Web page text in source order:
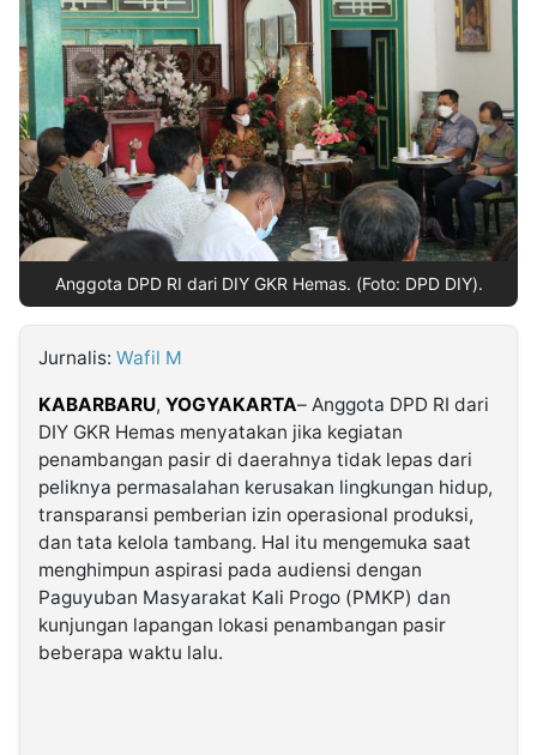
Partner
Insight
NTB
Suara
Time
Lens
IDN
Daily
Jogja
Jalan
Rakyat
Idealita
News
Kita
Notice
Dinamikapost.com
Radar
Baru
Seedbacklink
Follow
Kabarbaru
Kabarbaru.co
2026
Kabarbaru
Media
Holding
Anggota DPD RI dari DIY GKR Hemas. (Foto: DPD DIY).
Jurnalis: Wafil M
KABARBARU, YOGYAKARTA– Anggota DPD RI dari
DIY GKR Hemas menyatakan jika kegiatan
penambangan pasir di daerahnya tidak lepas dari
peliknya permasalahan kerusakan lingkungan hidup,
transparansi pemberian izin operasional produksi,
dan tata kelola tambang. Hal itu mengemuka saat
menghimpun aspirasi pada audiensi dengan
Paguyuban Masyarakat Kali Progo (PMKP) dan
kunjungan lapangan lokasi penambangan pasir
beberapa waktu lalu.